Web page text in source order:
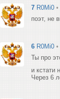
7 R0Mi0
поэт, не
6 R0Mi0
Ты про
и кстати
Через 6